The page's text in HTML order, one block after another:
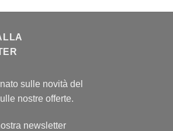
sulle novità del
nostre offerte.
newsletter